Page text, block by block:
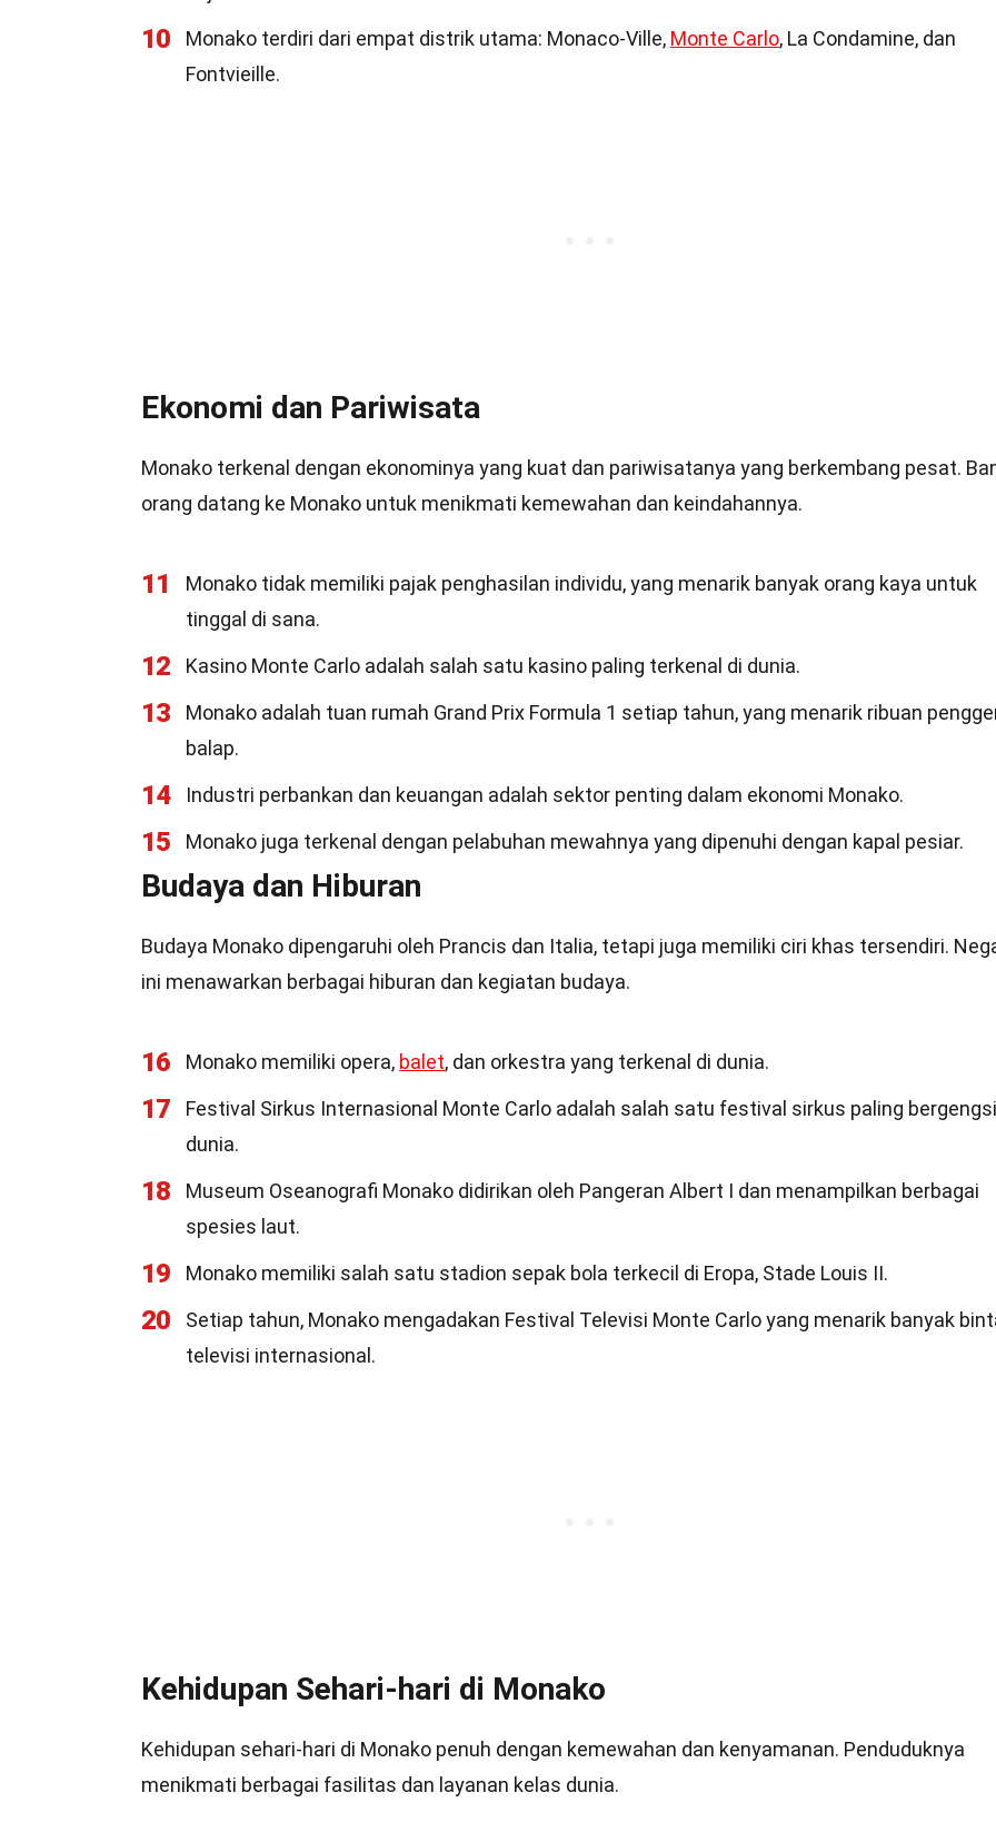
10 Monako terdiri dari empat distrik utama: Monaco-Ville, Monte Carlo, La Condamine, dan
Fontvieille.
Ekonomi dan Pariwisata
Monako terkenal dengan ekonominya yang kuat dan pariwisatanya yang berkembang pesat.
orang datang ke Monako untuk menikmati kemewahan dan keindahannya.
11
Monako tidak memiliki pajak penghasilan individu, yang menarik banyak orang kaya untuk
tinggal di sana.
12 Kasino Monte Carlo adalah salah satu kasino paling terkenal di dunia.
13
Monako adalah tuan rumah Grand Prix Formula 1 setiap tahun, yang menarik ribuan
balap.
14 Industri perbankan dan keuangan adalah sektor penting dalam ekonomi Monako.
15 Monako juga terkenal dengan pelabuhan mewahnya yang dipenuhi dengan kapal pesiar.
Budaya dan Hiburan
Budaya Monako dipengaruhi oleh Prancis dan Italia, tetapi juga memiliki ciri khas tersendiri.
ini menawarkan berbagai hiburan dan kegiatan budaya.
16 Monako memiliki opera, balet, dan orkestra yang terkenal di dunia.
17
Festival Sirkus Internasional Monte Carlo adalah salah satu festival sirkus paling
dunia.
18
Museum Oseanografi Monako didirikan oleh Pangeran Albert I dan menampilkan berbagai
spesies laut.
19 Monako memiliki salah satu stadion sepak bola terkecil di Eropa, Stade Louis II.
20
Setiap tahun, Monako mengadakan Festival Televisi Monte Carlo yang menarik banyak
televisi internasional.
Kehidupan Sehari-hari di Monako
Kehidupan sehari-hari di Monako penuh dengan kemewahan dan kenyamanan. Penduduknya
menikmati berbagai fasilitas dan layanan kelas dunia.